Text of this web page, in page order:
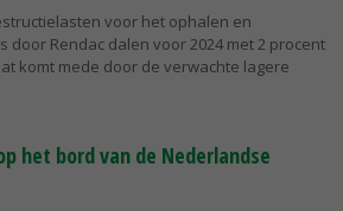
voor het ophalen en
Rendac dalen voor 2024 met 2 procent
komt mede door de verwachte lagere
het bord van de Nederlandse